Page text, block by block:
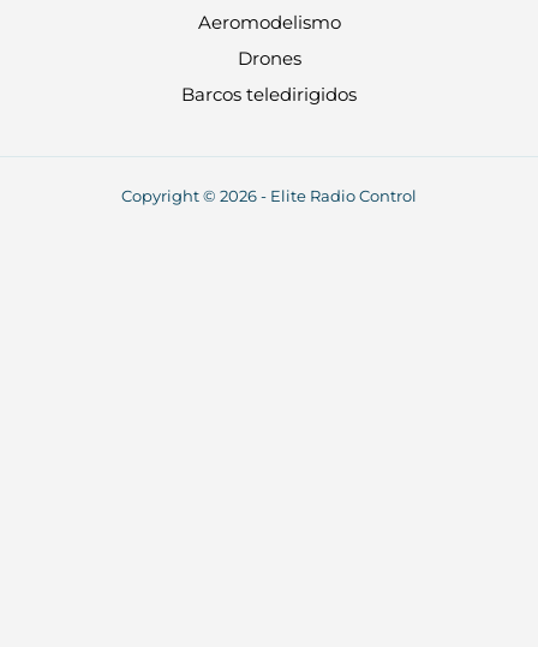
Aeromodelismo
Drones
Barcos teledirigidos
Copyright © 2026 - Elite Radio Control